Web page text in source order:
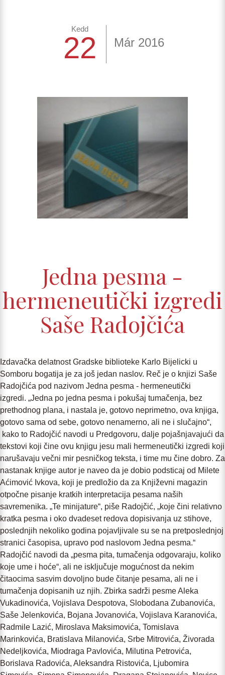
Kedd
22 Már 2016
Jedna pesma -
hermeneutički izgredi
Saše Radojčića
Izdavačka delatnost Gradske biblioteke Karlo Bijelicki u
Somboru bogatija je za još jedan naslov. Reč je o knjizi Saše
Radojčića pod nazivom Jedna pesma - hermeneutički
izgredi. „Jedna po jedna pesma i pokušaj tumačenja, bez
prethodnog plana, i nastala je, gotovo neprimetno, ova knjiga,
gotovo sama od sebe, gotovo nenamerno, ali ne i slučajno“,
kako to Radojčić navodi u Predgovoru, dalje pojašnjavajući da
tekstovi koji čine ovu knjigu jesu mali hermeneutički izgredi koji
narušavaju večni mir pesničkog teksta, i time mu čine dobro. Za
nastanak knjige autor je naveo da je dobio podsticaj od Milete
Aćimović Ivkova, koji je predložio da za Književni magazin
otpočne pisanje kratkih interpretacija pesama naših
savremenika. „Te minijature“, piše Radojčić, „koje čini relativno
kratka pesma i oko dvadeset redova dopisivanja uz stihove,
poslednjih nekoliko godina pojavljivale su se na pretposlednjoj
stranici časopisa, upravo pod naslovom Jedna pesma.“
Radojčić navodi da „pesma pita, tumačenja odgovaraju, koliko
koje ume i hoće“, ali ne isključuje mogućnost da nekim
čitaocima sasvim dovoljno bude čitanje pesama, ali ne i
tumačenja dopisanih uz njih. Zbirka sadrži pesme Aleka
Vukadinovića, Vojislava Despotova, Slobodana Zubanovića,
Saše Jelenkovića, Bojana Jovanovića, Vojislava Karanovića,
Radmile Lazić, Miroslava Maksimovića, Tomislava
Marinkovića, Bratislava Milanovića, Srbe Mitrovića, Živorada
Nedeljkovića, Miodraga Pavlovića, Milutina Petrovića,
Borislava Radovića, Aleksandra Ristovića, Ljubomira